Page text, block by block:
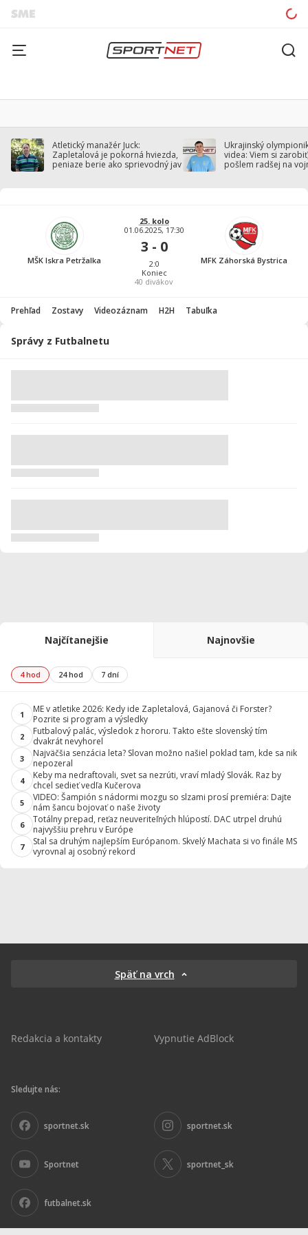
Atletický manažér Juck:
Zapletalová je pokorná hviezda,
peniaze berie ako sprievodný jav
Ukrajinský
videa: Viem si
pošlem radšej na
MŠK Iskra Petržalka
25. kolo
01.06.2025, 17:30
3 - 0
2:0
Koniec
40 divákov
MFK Záhorská Bystrica
Prehľad Zostavy Videozáznam H2H Tabuľka
Správy z Futbalnetu
Najčítanejšie Najnovšie
4 hod 24 hod 7 dní
1
ME v atletike 2026: Kedy ide Zapletalová, Gajanová či Forster?
Pozrite si program a výsledky
2
Futbalový palác, výsledok z hororu. Takto ešte slovenský tím
dvakrát nevyhorel
3
Najväčšia senzácia leta? Slovan možno našiel poklad tam, kde sa nik
nepozeral
4
Keby ma nedraftovali, svet sa nezrúti, vraví mladý Slovák. Raz by
chcel sedieť vedľa Kučerova
5
VIDEO: Šampión s nádormi mozgu so slzami prosí premiéra: Dajte
nám šancu bojovať o naše životy
6
Totálny prepad, reťaz neuveriteľných hlúpostí. DAC utrpel druhú
najvyššiu prehru v Európe
7
Stal sa druhým najlepším Európanom. Skvelý Machata si vo finále MS
vyrovnal aj osobný rekord
Späť na vrch
Redakcia a kontakty Vypnutie AdBlock
Sledujte nás:
sportnet.sk sportnet.sk
Sportnet sportnet_sk
futbalnet.sk